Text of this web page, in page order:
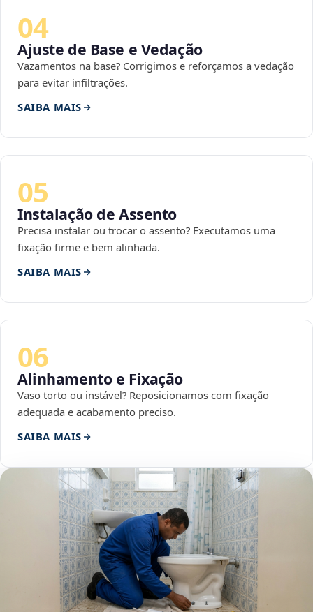
04
Ajuste de Base e Vedação
Vazamentos na base? Corrigimos e reforçamos a vedação
para evitar infiltrações.
SAIBA MAIS
05
Instalação de Assento
Precisa instalar ou trocar o assento? Executamos uma
fixação firme e bem alinhada.
SAIBA MAIS
06
Alinhamento e Fixação
Vaso torto ou instável? Reposicionamos com fixação
adequada e acabamento preciso.
SAIBA MAIS